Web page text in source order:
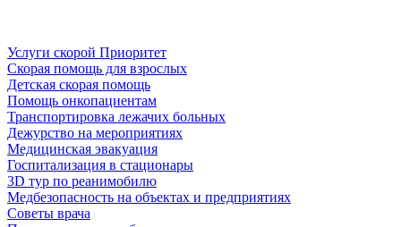
Услуги скорой Приоритет
Скорая помощь для взрослых
Детская скорая помощь
Помощь онкопациентам
Транспортировка лежачих больных
Дежурство на мероприятиях
Медицинская эвакуация
Госпитализация в стационары
3D тур по реанимобилю
Медбезопасность на объектах и предприятиях
Советы врача